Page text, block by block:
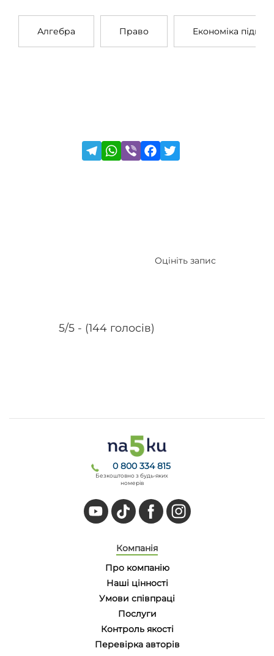
Алгебра Право Економіка
5/5 - (144 голосів)
Оцініть запис
0 800 334 815
Безкоштовно з будь-яких
номерів
Компанія
Про компанію
Наші цінності
Умови співпраці
Послуги
Контроль якості
Перевірка авторів